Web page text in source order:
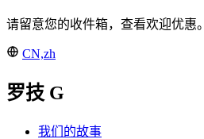
请留意您的收件箱，查看欢迎优惠。
CN,zh
罗技 G
我们的故事